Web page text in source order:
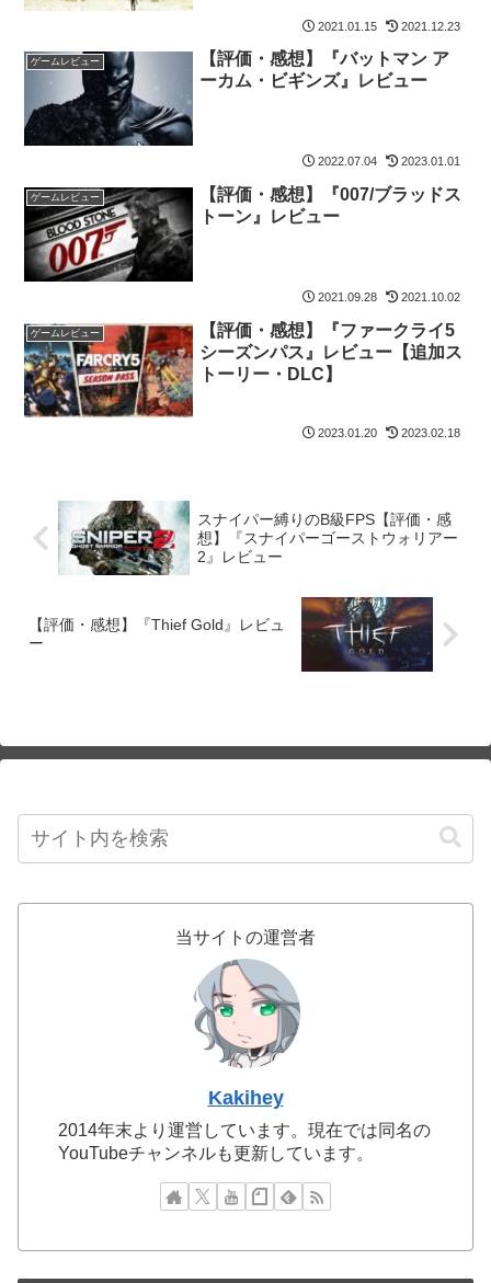
2021.01.15 2021.12.23
ゲームレビュー
【評価・感想】『バットマン ア
ーカム・ビギンズ』レビュー
2022.07.04 2023.01.01
ゲームレビュー
【評価・感想】『007/ブラッドス
トーン』レビュー
2021.09.28 2021.10.02
ゲームレビュー
【評価・感想】『ファークライ5
シーズンパス』レビュー【追加ス
トーリー・DLC】
2023.01.20 2023.02.18
スナイパー縛りのB級FPS【評価・感
想】『スナイパーゴーストウォリアー
2』レビュー
【評価・感想】『Thief Gold』レビュ
ー
当サイトの運営者
Kakihey
2014年末より運営しています。現在では同名の
YouTubeチャンネルも更新しています。